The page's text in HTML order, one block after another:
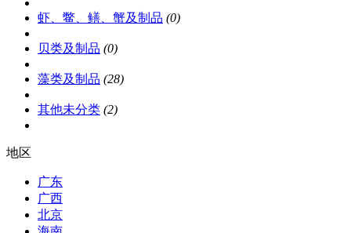
虾、鳖、鳝、蟹及制品 (0)
贝类及制品 (0)
藻类及制品 (28)
其他未分类 (2)
地区
广东
广西
北京